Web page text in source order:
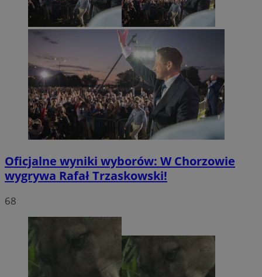
Oficjalne wyniki wyborów: W Chorzowie
wygrywa Rafał Trzaskowski!
68